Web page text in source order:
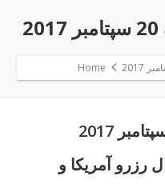
Home
رزرو آمریکا و